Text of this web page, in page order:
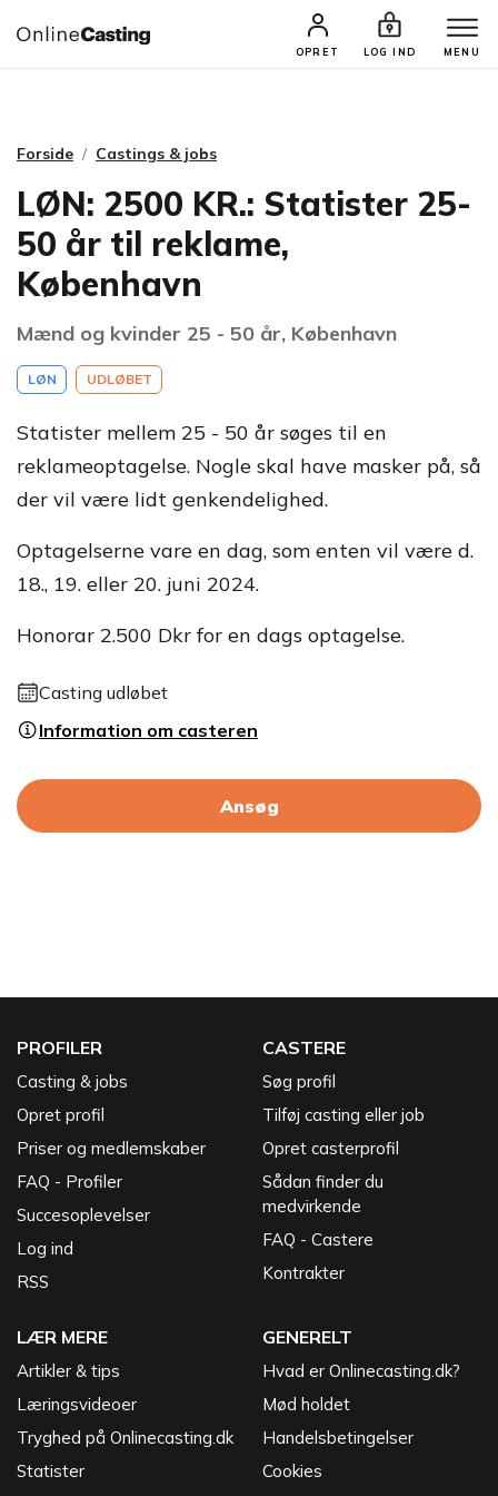
OPRET LOG IND MENU
CASTINGS & JOBS SØG PROFIL
Forside Castings & jobs
LØN: 2500 KR.: Statister 25-
50 år til reklame,
København
Mænd og kvinder 25 - 50 år, København
LØN UDLØBET
Statister mellem 25 - 50 år søges til en
reklameoptagelse. Nogle skal have masker på, så
der vil være lidt genkendelighed.
Optagelserne vare en dag, som enten vil være d.
18., 19. eller 20. juni 2024.
Honorar 2.500 Dkr for en dags optagelse.
Casting udløbet
Information om casteren
Ansøg
PROFILER
Casting & jobs
Opret profil
Priser og medlemskaber
FAQ - Profiler
Succesoplevelser
Log ind
RSS
CASTERE
Søg profil
Tilføj casting eller job
Opret casterprofil
Sådan finder du
medvirkende
FAQ - Castere
Kontrakter
LÆR MERE
Artikler & tips
Læringsvideoer
Tryghed på Onlinecasting.dk
Statister
GENERELT
Hvad er Onlinecasting.dk?
Mød holdet
Handelsbetingelser
Cookies